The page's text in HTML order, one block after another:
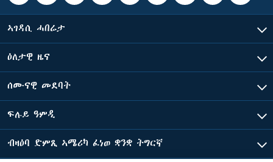
ኣገዳሲ ሓበሬታ
ዕለታዊ ዜና
ሰሙናዊ መደባት
ፍሉይ ዓምዲ
ብዛዕባ ድምጺ ኣሜሪካ ፈነወ ቋንቋ ትግርኛ